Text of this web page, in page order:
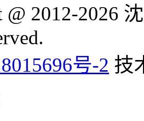
@ 2012-2026
号-2 技